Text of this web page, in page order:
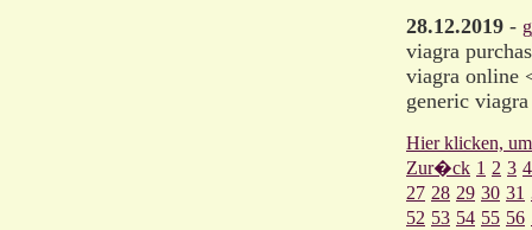
28.12.2019 -
viagra
viagra online
generic
Hier klicken,
Zur�ck 1 2 3 4
27 28 29 30 31
52 53 54 55 56